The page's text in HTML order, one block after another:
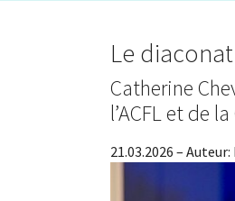
Le
Catherine
l’ACFL et de
21.03.2026 – Auteur: